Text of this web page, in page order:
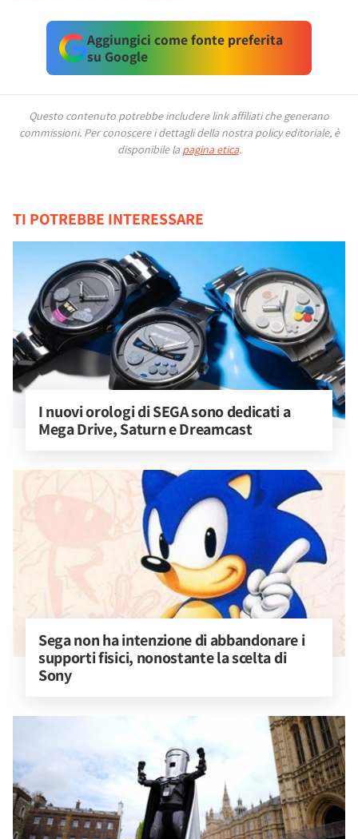
Aggiungici come fonte preferita
su Google
Questo contenuto potrebbe includere link affiliati che generano
commissioni. Per conoscere i dettagli della nostra policy editoriale, è
disponibile la pagina etica.
TI POTREBBE INTERESSARE
I nuovi orologi di SEGA sono dedicati a
Mega Drive, Saturn e Dreamcast
Sega non ha intenzione di abbandonare i
supporti fisici, nonostante la scelta di
Sony